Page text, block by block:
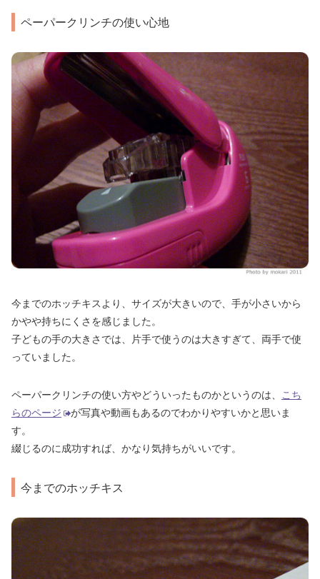
ペーパークリンチの使い心地
今までのホッチキスより、サイズが大きいので、手が小さいから
かやや持ちにくさを感じました。
子どもの手の大きさでは、片手で使うのは大きすぎて、両手で使
っていました。
ペーパークリンチの使い方やどういったものかというのは、 こち
らのページ
が写真や動画もあるのでわかりやすいかと思いま
す。
綴じるのに成功すれば、かなり気持ちがいいです。
今までのホッチキス